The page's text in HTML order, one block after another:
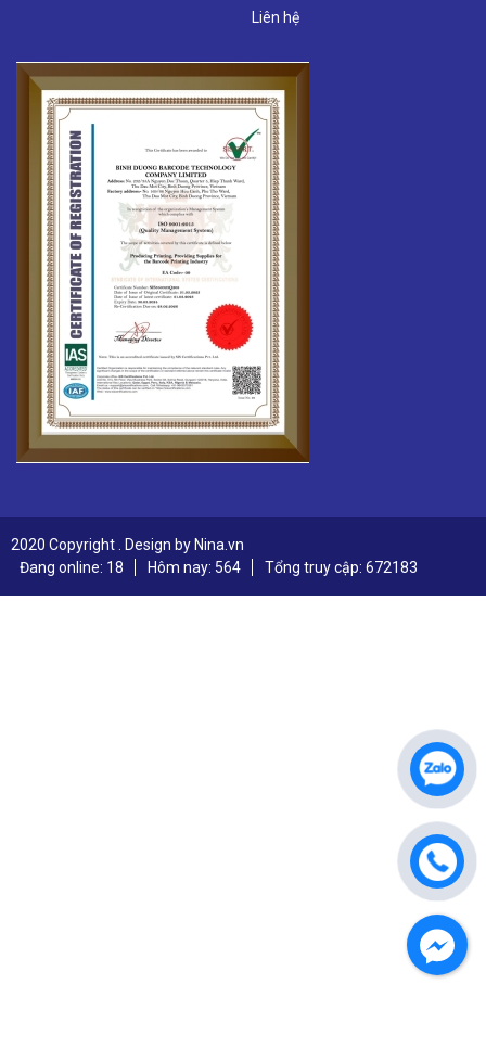
Liên hệ
2020 Copyright . Design by Nina.vn
Đang online: 18
Hôm nay: 564 Tổng truy cập: 672183